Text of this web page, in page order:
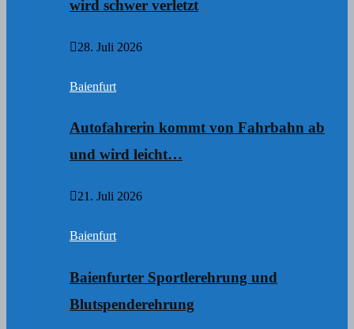
wird schwer verletzt
28. Juli 2026
Baienfurt
Autofahrerin kommt von Fahrbahn ab
und wird leicht…
21. Juli 2026
Baienfurt
Baienfurter Sportlerehrung und
Blutspenderehrung